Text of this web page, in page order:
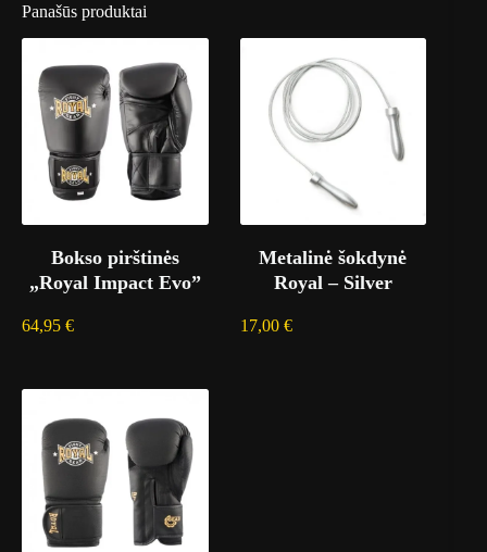
Panašūs produktai
Bokso pirštinės
„Royal Impact Evo”
64,95 €
Metalinė šokdynė
Royal – Silver
17,00 €